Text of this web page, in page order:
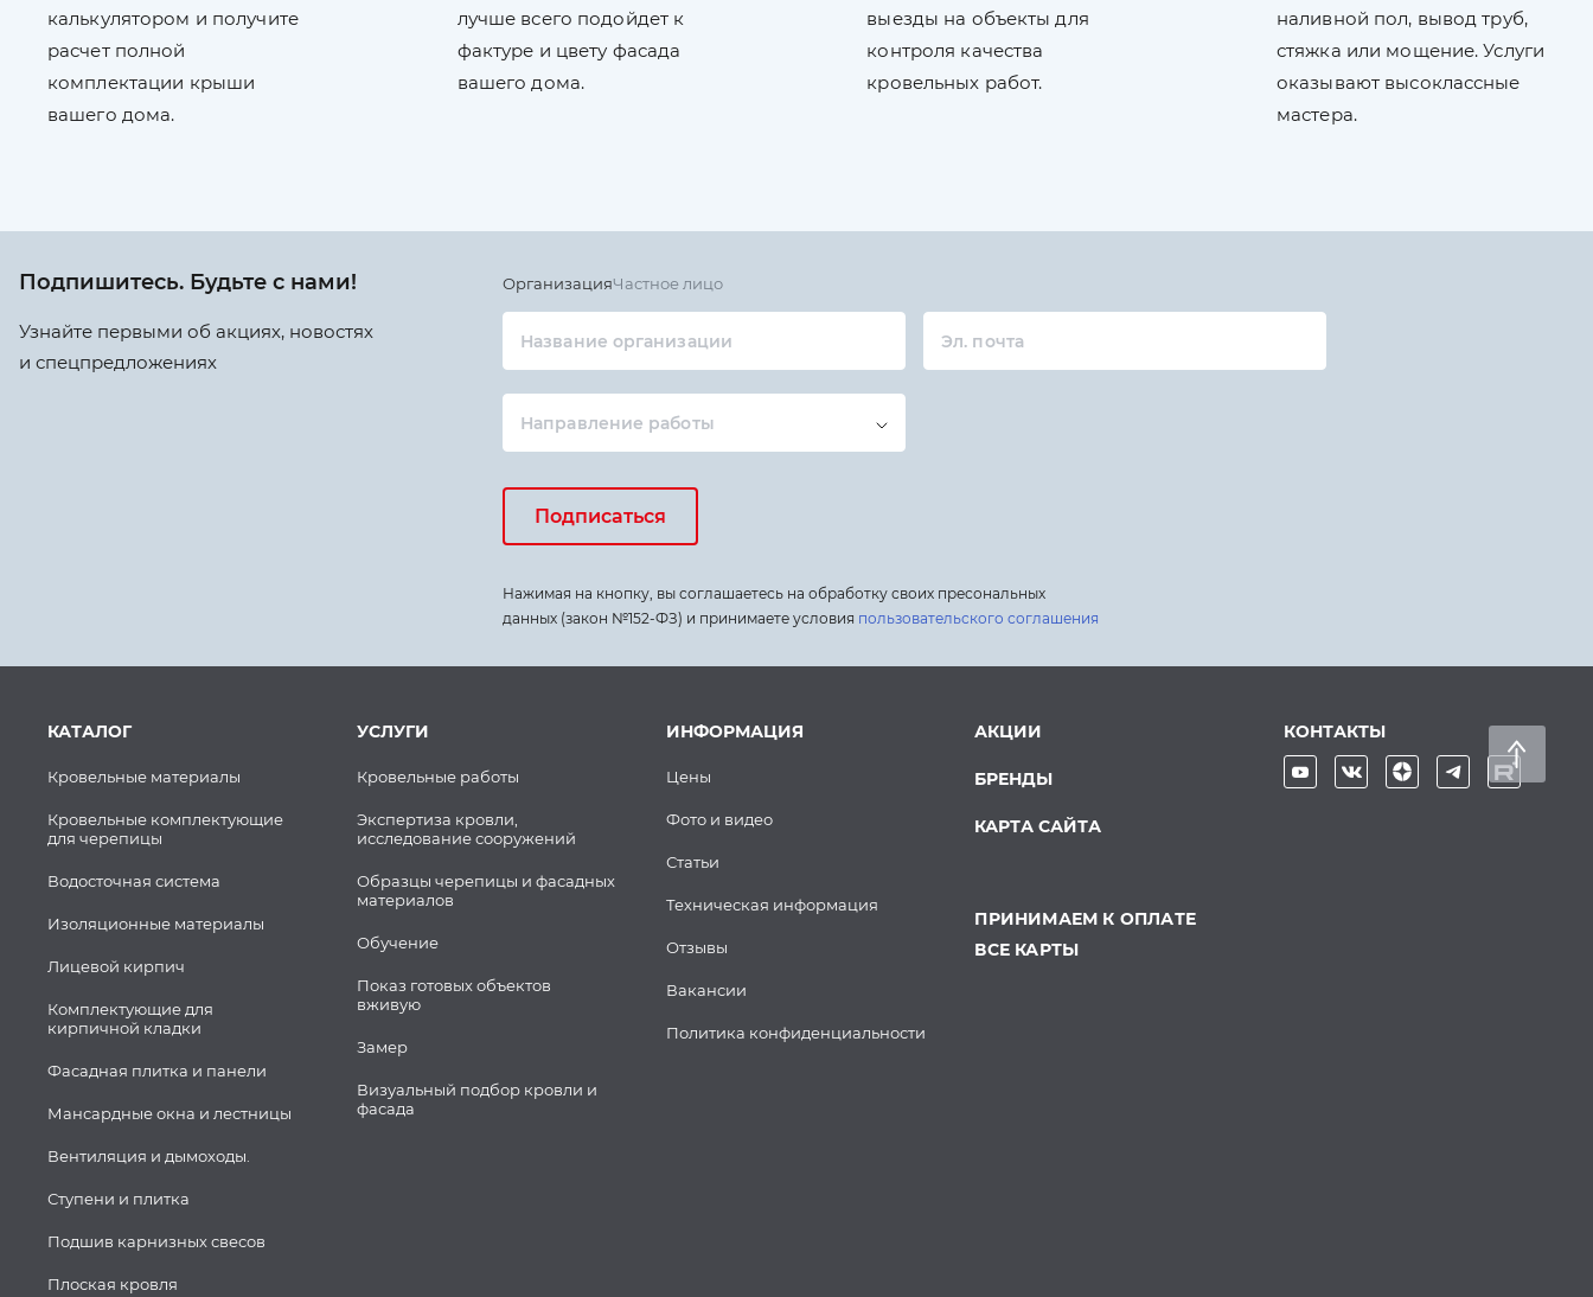
калькулятором и получите
расчет полной
комплектации крыши
вашего дома.
лучше всего подойдет к
фактуре и цвету фасада
вашего дома.
выезды на объекты для
контроля качества
кровельных работ.
наливной пол, вывод труб,
стяжка или мощение. Услуги
оказывают высоклассные
мастера.
Подпишитесь. Будьте с нами!
Узнайте первыми об акциях, новостях
и спецпредложениях
ОрганизацияЧастное лицо
Название организации Эл. почта
Направление работы
Подписаться
Нажимая на кнопку, вы соглашаетесь на обработку своих пресональных
данных (закон №152-ФЗ) и принимаете условия пользовательского соглашения
КАТАЛОГ
Кровельные материалы
Кровельные комплектующие
для черепицы
Водосточная система
Изоляционные материалы
Лицевой кирпич
Комплектующие для
кирпичной кладки
Фасадная плитка и панели
Мансардные окна и лестницы
Вентиляция и дымоходы.
Ступени и плитка
Подшив карнизных свесов
Плоская кровля
УСЛУГИ
Кровельные работы
Экспертиза кровли,
исследование сооружений
Образцы черепицы и фасадных
материалов
Обучение
Показ готовых объектов
вживую
Замер
Визуальный подбор кровли и
фасада
ИНФОРМАЦИЯ
Цены
Фото и видео
Статьи
Техническая информация
Отзывы
Вакансии
Политика конфиденциальности
АКЦИИ
БРЕНДЫ
КАРТА САЙТА
ПРИНИМАЕМ К ОПЛАТЕ
ВСЕ КАРТЫ
КОНТАКТЫ